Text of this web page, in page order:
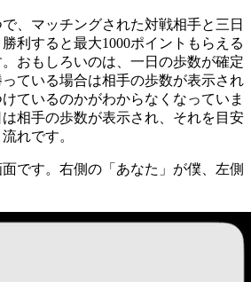
、 マッチングされた対戦相手と三日
勝利すると最大1000ポイントもらえる
おもしろいのは、 一日の歩数が確定
ている場合は相手の歩数が表示され
ているのかがわからなくなっていま
相手の歩数が表示され、 それを目安
れです。
です。右側の「あなた」が僕、 左側